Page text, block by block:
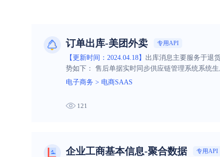
订单出库-美团外卖 专用API
【更新时间：2024.04.18】 出库消息主要服务于退
势如下： 售后单据实时同步供应链管理系统系统
电子商务 > 电商SAAS
121
企业工商基本信息-聚合数据 专用API